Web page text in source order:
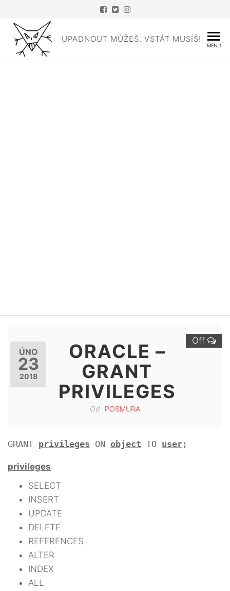
obsah
UPADNOUT MŮŽEŠ, VSTÁT MUSÍŠ!
MENU
ÚNO
23
2018
Off
ORACLE –
GRANT
PRIVILEGES
Od POSMURA
GRANT privileges ON object TO user ;
privileges
SELECT
INSERT
UPDATE
DELETE
REFERENCES
ALTER
INDEX
ALL